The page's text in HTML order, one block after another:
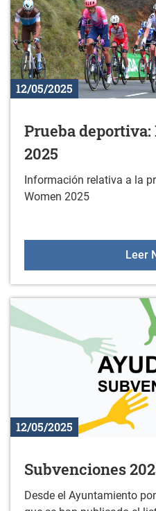
12/05/2025
Prueba
2025
Información relativa a la
Women 2025
Leer
12/05/2025
Subvenciones
Desde el Ayuntamiento